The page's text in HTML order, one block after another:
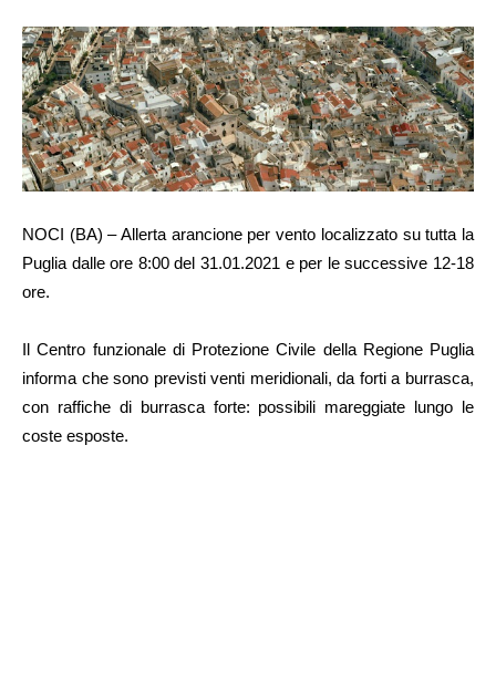
NOCI (BA) – Allerta arancione per vento localizzato su tutta la
Puglia dalle ore 8:00 del 31.01.2021 e per le successive 12-18
ore.
Il Centro funzionale di Protezione Civile della Regione Puglia
informa che sono previsti venti meridionali, da forti a burrasca,
con raffiche di burrasca forte: possibili mareggiate lungo le
coste esposte.